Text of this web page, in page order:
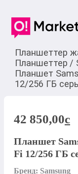
Планшеттер
Планшеттер /
Планшет
12/256 ГБ
42 850,00c
Планшет
Fi 12/256 ГБ
Бренд: Samsung